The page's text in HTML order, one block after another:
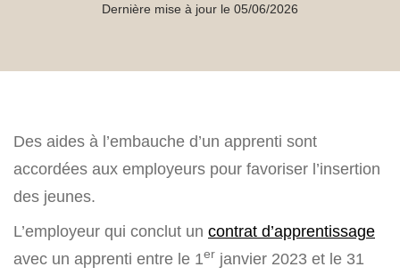
Dernière mise à jour le 05/06/2026
Des aides à l’embauche d’un apprenti sont
accordées aux employeurs pour favoriser l’insertion
des jeunes.
L’employeur qui conclut un contrat d’apprentissage
avec un apprenti entre le 1er janvier 2023 et le 31